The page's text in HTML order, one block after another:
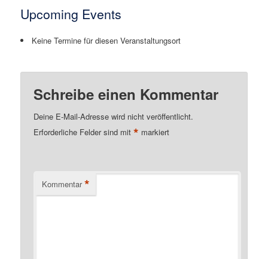
Upcoming Events
Keine Termine für diesen Veranstaltungsort
Schreibe einen Kommentar
Deine E-Mail-Adresse wird nicht veröffentlicht.
Erforderliche Felder sind mit* markiert
Kommentar *